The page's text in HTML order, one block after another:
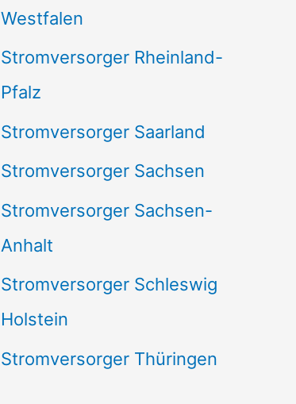
Westfalen
Stromversorger Rheinland-
Pfalz
Stromversorger Saarland
Stromversorger Sachsen
Stromversorger Sachsen-
Anhalt
Stromversorger Schleswig
Holstein
Stromversorger Thüringen